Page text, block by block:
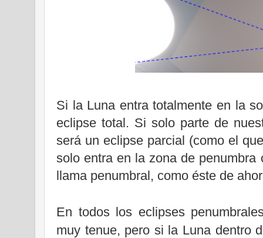
Si la Luna entra totalmente en la
eclipse total. Si solo parte de
será un eclipse parcial (como el
solo entra en la zona de
llama penumbral, como éste de
En todos los eclipses
muy tenue, pero si la Lunadentro